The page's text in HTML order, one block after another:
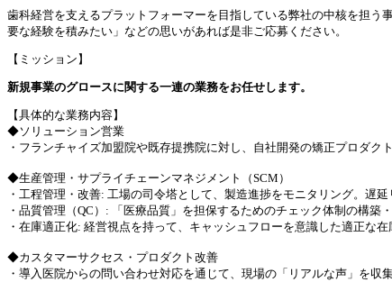
歯科経営を支えるプラットフォーマーを目指している弊社の中核を担
要な経験を積みたい」などの思いがあれば是非ご応募ください。
【ミッション】
新規事業のグロースに関する一連の業務をお任せします。
【具体的な業務内容】
◆ソリューション営業
・フランチャイズ加盟院や既存提携院に対し、自社開発の矯正プロダ
◆生産管理・サプライチェーンマネジメント（SCM）
・工程管理・改善: 工場の司令塔として、製造進捗をモニタリング。遅
・品質管理（QC）: 「医療品質」を担保するためのチェック体制の構築
・在庫適正化: 経営視点を持って、キャッシュフローを意識した適正な
◆カスタマーサクセス・プロダクト改善
・導入医院からの問い合わせ対応を通じて、現場の「リアルな声」を収